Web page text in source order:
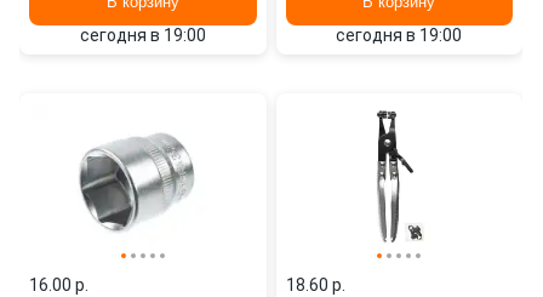
сегодня в 19:00 сегодня в 19:00
16.00 p.
18.60 p.